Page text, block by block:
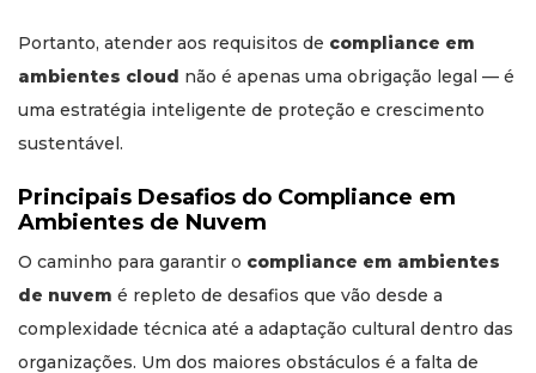
Portanto, atender aos requisitos de compliance em
ambientes cloud não é apenas uma obrigação legal — é
uma estratégia inteligente de proteção e crescimento
sustentável.
Principais Desafios do Compliance em
Ambientes de Nuvem
O caminho para garantir o compliance em ambientes
de nuvem é repleto de desafios que vão desde a
complexidade técnica até a adaptação cultural dentro das
organizações. Um dos maiores obstáculos é a falta de